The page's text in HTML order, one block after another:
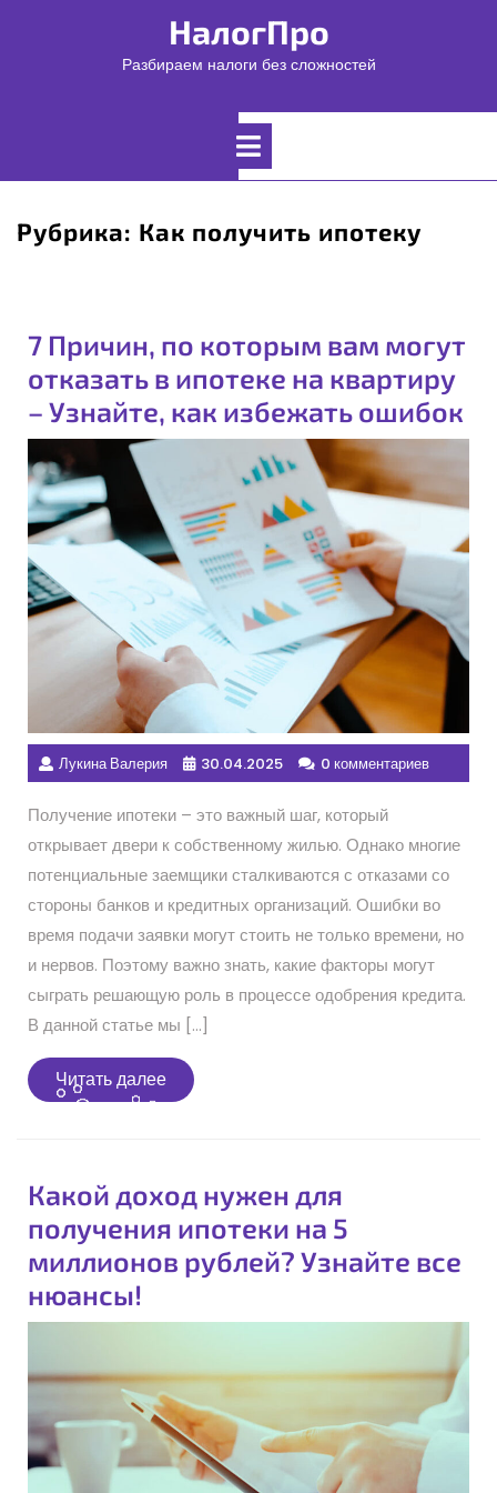
НалогПро
Разбираем налоги без сложностей
Открыть
Рубрика: Как получить ипотеку
7 Причин, по которым вам могут
отказать в ипотеке на квартиру
– Узнайте, как избежать ошибок
Лукина Валерия 30.04.2025 0 комментариев
Получение ипотеки – это важный шаг, который
открывает двери к собственному жилью. Однако многие
потенциальные заемщики сталкиваются с отказами со
стороны банков и кредитных организаций. Ошибки во
время подачи заявки могут стоить не только времени, но
и нервов. Поэтому важно знать, какие факторы могут
сыграть решающую роль в процессе одобрения кредита.
В данной статье мы […]
Читать далееЧитать
далее
Какой доход нужен для
получения ипотеки на 5
миллионов рублей? Узнайте все
нюансы!